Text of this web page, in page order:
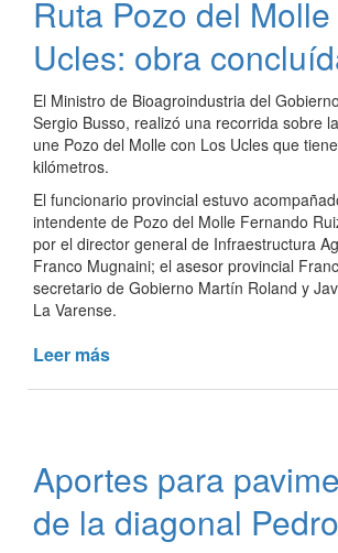
Honorable
Concejo
Deliberante
2025
Ruta Pozo del
Ucles: obra
El Ministro de Bioagroindustria del
Sergio Busso, realizó una recorrida sobre
une Pozo del Molle con Los Ucles que
kilómetros.
El funcionario provincial estuvo
intendente de Pozo del Molle Fernando
por el director general de Infraestructura
Franco Mugnaini; el asesor provincial
secretario de Gobierno Martín Roland y
La Varense.
Leer más
-
Los
Ucles:
Aportes para
de la diagonal